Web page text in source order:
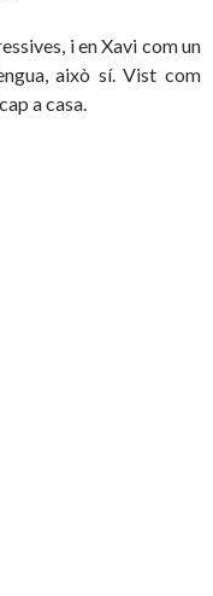
i en Xavi com un
això sí. Vist com
a casa.